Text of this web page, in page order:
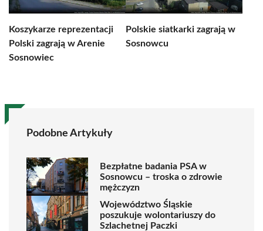
Koszykarze reprezentacji
Polski zagrają w Arenie
Sosnowiec
Polskie siatkarki zagrają w
Sosnowcu
Podobne Artykuły
Bezpłatne badania PSA w
Sosnowcu – troska o zdrowie
mężczyzn
Województwo Śląskie
poszukuje wolontariuszy do
Szlachetnej Paczki